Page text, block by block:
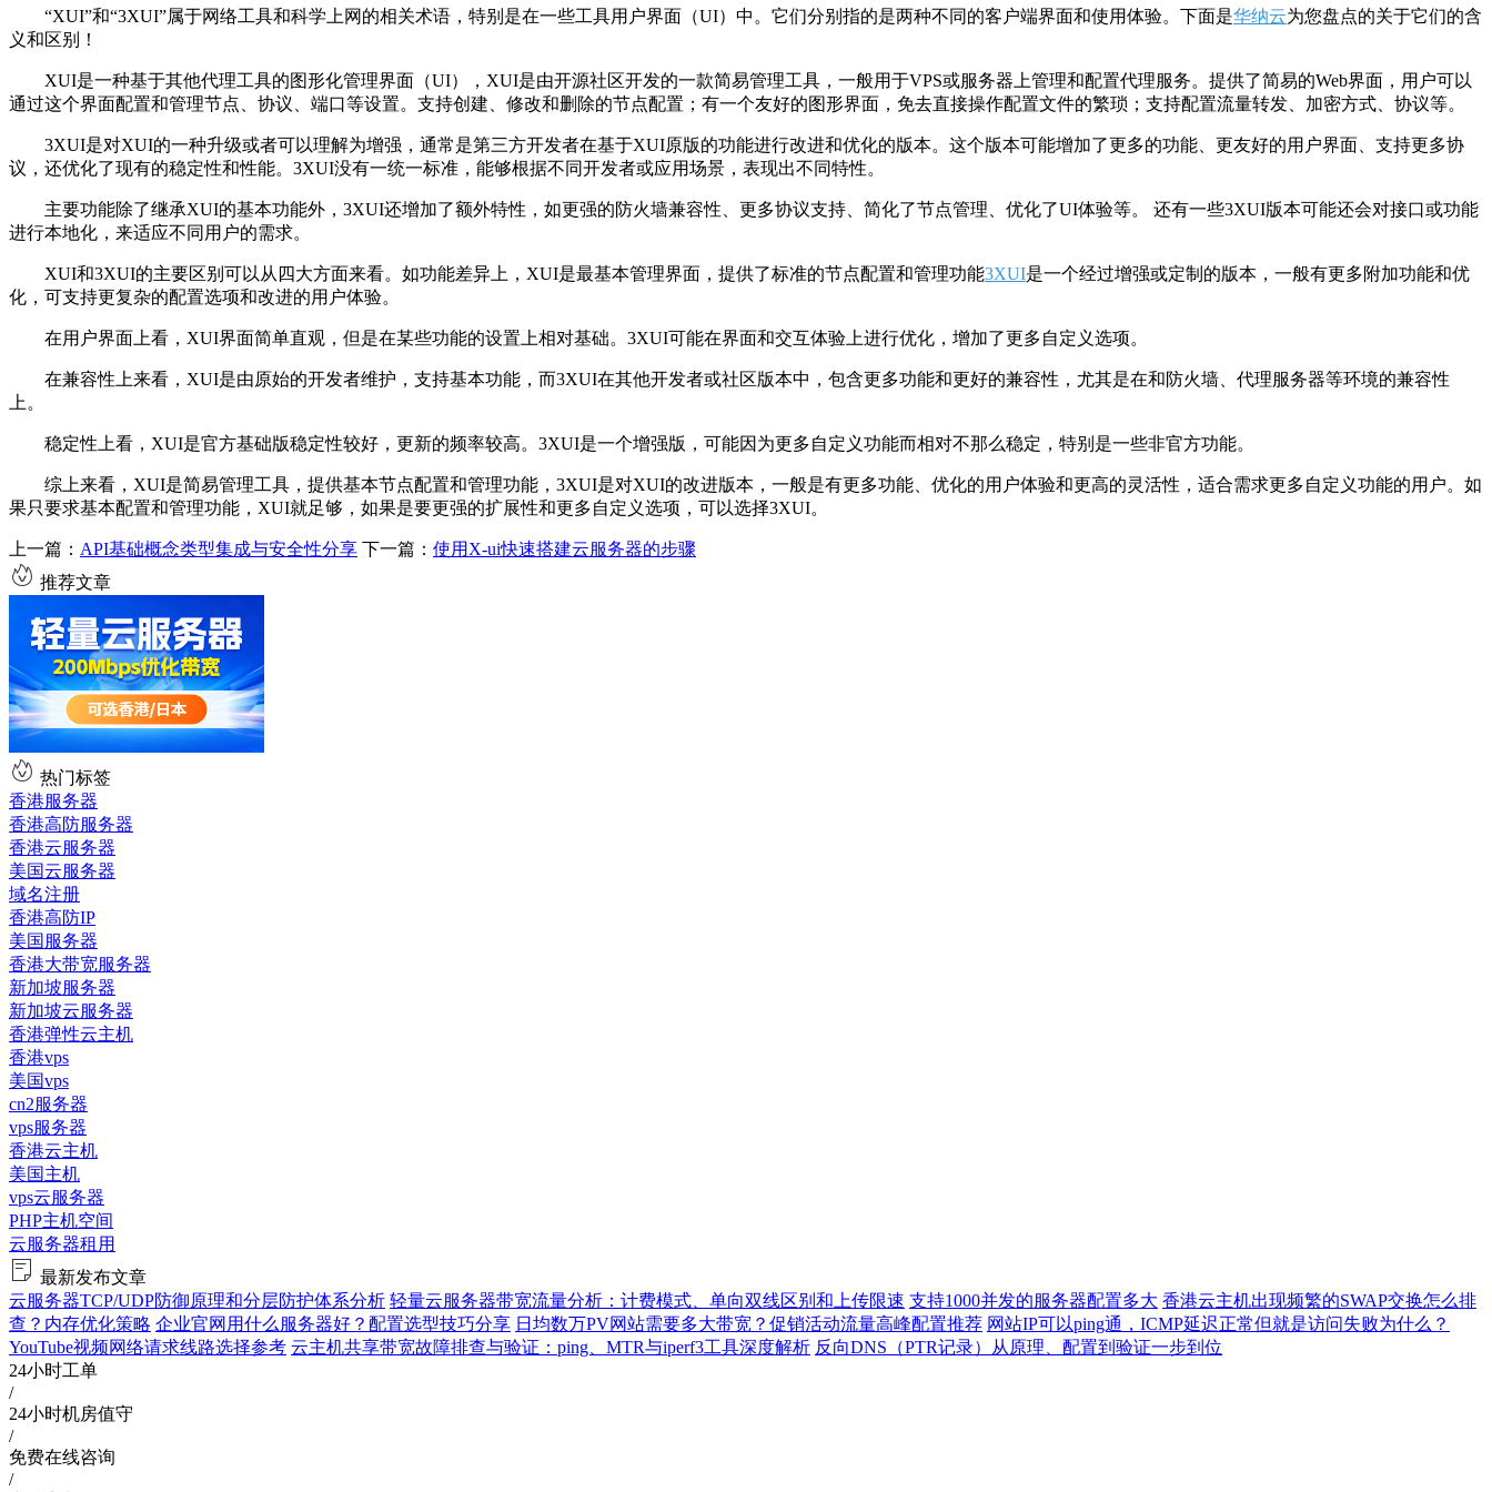
“XUI”和“3XUI”属于网络工具和科学上网的相关术语，特别是在一些工具用户界面（UI）中。它们分别指的是两种不同的客户端界面和使用体验。下面是华纳云为您盘点的关于它们的含
义和区别！
XUI是一种基于其他代理工具的图形化管理界面（UI），XUI是由开源社区开发的一款简易管理工具，一般用于VPS或服务器上管理和配置代理服务。提供了简易的Web界面，用户可以
通过这个界面配置和管理节点、协议、端口等设置。支持创建、修改和删除的节点配置；有一个友好的图形界面，免去直接操作配置文件的繁琐；支持配置流量转发、加密方式、协议等。
3XUI是对XUI的一种升级或者可以理解为增强，通常是第三方开发者在基于XUI原版的功能进行改进和优化的版本。这个版本可能增加了更多的功能、更友好的用户界面、支持更多协
议，还优化了现有的稳定性和性能。3XUI没有一统一标准，能够根据不同开发者或应用场景，表现出不同特性。
主要功能除了继承XUI的基本功能外，3XUI还增加了额外特性，如更强的防火墙兼容性、更多协议支持、简化了节点管理、优化了UI体验等。 还有一些3XUI版本可能还会对接口或功能
进行本地化，来适应不同用户的需求。
XUI和3XUI的主要区别可以从四大方面来看。如功能差异上，XUI是最基本管理界面，提供了标准的节点配置和管理功能3XUI是一个经过增强或定制的版本，一般有更多附加功能和优
化，可支持更复杂的配置选项和改进的用户体验。
在用户界面上看，XUI界面简单直观，但是在某些功能的设置上相对基础。3XUI可能在界面和交互体验上进行优化，增加了更多自定义选项。
在兼容性上来看，XUI是由原始的开发者维护，支持基本功能，而3XUI在其他开发者或社区版本中，包含更多功能和更好的兼容性，尤其是在和防火墙、代理服务器等环境的兼容性
上。
稳定性上看，XUI是官方基础版稳定性较好，更新的频率较高。3XUI是一个增强版，可能因为更多自定义功能而相对不那么稳定，特别是一些非官方功能。
综上来看，XUI是简易管理工具，提供基本节点配置和管理功能，3XUI是对XUI的改进版本，一般是有更多功能、优化的用户体验和更高的灵活性，适合需求更多自定义功能的用户。如
果只要求基本配置和管理功能，XUI就足够，如果是要更强的扩展性和更多自定义选项，可以选择3XUI。
上一篇： API基础概念类型集成与安全性分享 下一篇： 使用X-ui快速搭建云服务器的步骤
推荐文章
热门标签
香港服务器
香港高防服务器
香港云服务器
美国云服务器
域名注册
香港高防IP
美国服务器
香港大带宽服务器
新加坡服务器
新加坡云服务器
香港弹性云主机
香港vps
美国vps
cn2服务器
vps服务器
香港云主机
美国主机
vps云服务器
PHP主机空间
云服务器租用
最新发布文章
云服务器TCP/UDP防御原理和分层防护体系分析 轻量云服务器带宽流量分析：计费模式、单向双线区别和上传限速 支持1000并发的服务器配置多大 香港云主机出现频繁的SWAP交换怎么排
查？内存优化策略 企业官网用什么服务器好？配置选型技巧分享 日均数万PV网站需要多大带宽？促销活动流量高峰配置推荐 网站IP可以ping通，ICMP延迟正常但就是访问失败为什么？
YouTube视频网络请求线路选择参考 云主机共享带宽故障排查与验证：ping、MTR与iperf3工具深度解析 反向DNS（PTR记录）从原理、配置到验证一步到位
24小时工单
/
24小时机房值守
/
免费在线咨询
/